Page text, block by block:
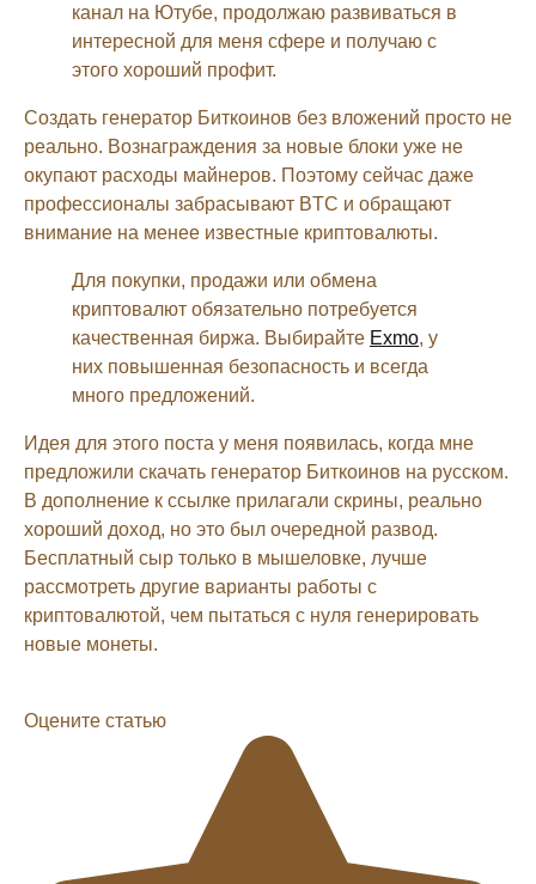
канал на Ютубе, продолжаю развиваться в
интересной для меня сфере и получаю с
этого хороший профит.
Создать генератор Биткоинов без вложений просто не
реально. Вознаграждения за новые блоки уже не
окупают расходы майнеров. Поэтому сейчас даже
профессионалы забрасывают BTC и обращают
внимание на менее известные криптовалюты.
Для покупки, продажи или обмена
криптовалют обязательно потребуется
качественная биржа. Выбирайте Exmo, у
них повышенная безопасность и всегда
много предложений.
Идея для этого поста у меня появилась, когда мне
предложили скачать генератор Биткоинов на русском.
В дополнение к ссылке прилагали скрины, реально
хороший доход, но это был очередной развод.
Бесплатный сыр только в мышеловке, лучше
рассмотреть другие варианты работы с
криптовалютой, чем пытаться с нуля генерировать
новые монеты.
Оцените статью